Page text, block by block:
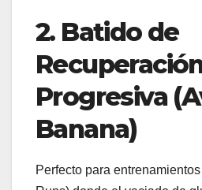
2. Batido de
Progresiva
Banana)
Perfecto para